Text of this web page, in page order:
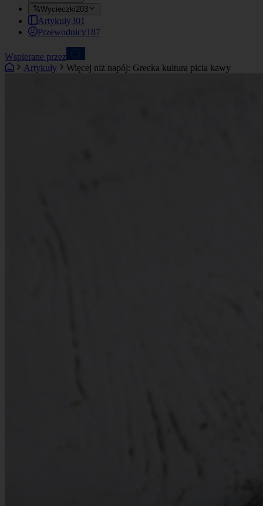
Wycieczki203
Artykuły301
Przewodnicy187
Wspierane przez
Artykuły
Więcej niż napój: Grecka kultura picia kawy